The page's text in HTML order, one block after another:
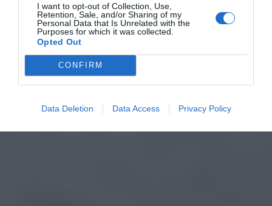
I want to opt-out of Collection, Use,
Retention, Sale, and/or Sharing of my
Personal Data that Is Unrelated with the
Purposes for which it was collected.
Opted Out
CONFIRM
Data Deletion Data Access Privacy Policy